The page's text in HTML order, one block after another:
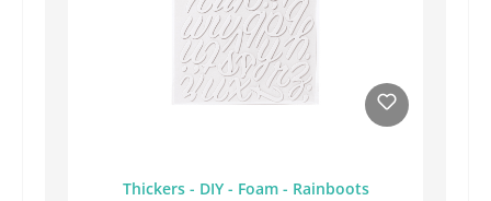
Thickers - DIY - Foam - Rainboots